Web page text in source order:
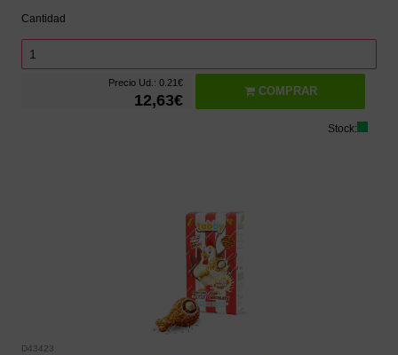
Cantidad
Precio Ud.: 0.21€
12,63€
COMPRAR
Stock:
D43423